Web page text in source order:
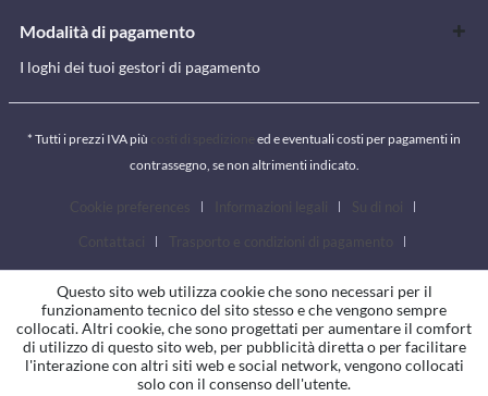
Modalità di pagamento
I loghi dei tuoi gestori di pagamento
* Tutti i prezzi IVA più
ed e eventuali costi per pagamenti in
contrassegno, se non altrimenti indicato.
Condizioni generali
Diritto di revoca Privacy
Questo sito web utilizza cookie che sono necessari per il
funzionamento tecnico del sito stesso e che vengono sempre
collocati. Altri cookie, che sono progettati per aumentare il comfort
di utilizzo di questo sito web, per pubblicità diretta o per facilitare
l'interazione con altri siti web e social network, vengono collocati
solo con il consenso dell'utente.